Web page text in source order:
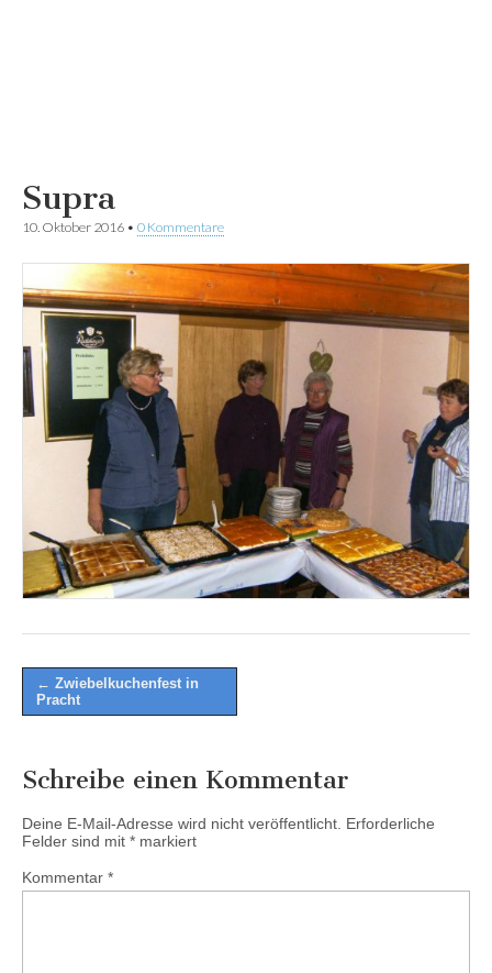
Supra
10. Oktober 2016 • 0 Kommentare
Post
navigation
← Zwiebelkuchenfest in
Pracht
Schreibe einen Kommentar
Deine E-Mail-Adresse wird nicht veröffentlicht. Erforderliche
Felder sind mit * markiert
Kommentar *